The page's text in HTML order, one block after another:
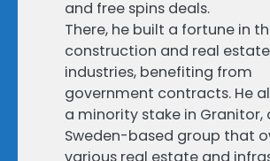
and free spins deals.
There, he built a fortune in
construction and real estate
industries, benefiting from
government contracts. He
a minority stake in Granitor,
Sweden-based group that
various real estate and